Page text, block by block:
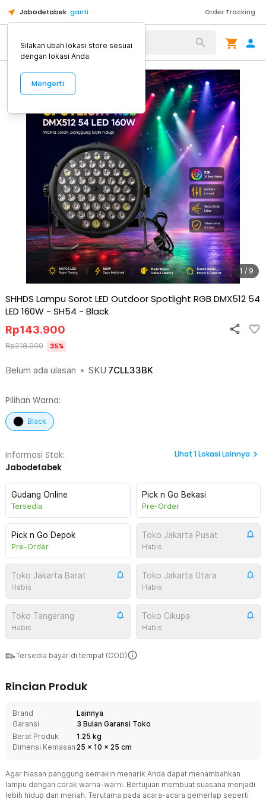
Jabodetabek ganti Order Tracking
Alat Kopi
1 / 9
SHHDS Lampu Sorot LED Outdoor Spotlight RGB DMX512 54
LED 160W - SH54 - Black
Belum ada ulasan • SKU 7CLL33BK
Rp143.900
Rp218.900 35%
Pilihan Warna:
Black
Informasi Stok:
Jabodetabek
Lihat 1Lokasi Lainnya
Gudang Online
Tersedia
Pick n Go Bekasi
Pre-Order
Pick n Go Depok
Pre-Order
Toko Jakarta Pusat
Habis
Toko Jakarta Barat
Habis
Toko Jakarta Utara
Habis
Toko Tangerang
Habis
Toko Cikupa
Habis
Tersedia bayar di tempat (COD)
Rincian Produk
Brand
Lainnya
Garansi
3 Bulan Garansi Toko
Berat Produk
1.25 kg
Dimensi Kemasan 25 x 10 x 25 cm
Agar hiasan panggung semakin menarik Anda dapat menambahkan
lampu dengan corak warna-warni. Bertujuan membuat suasana menjadi
lebih hidup dan meriah. Terutama pada acara-acara gemerlap seperti
Silakan ubah lokasi store sesuai
dengan lokasi Anda.
Mengerti